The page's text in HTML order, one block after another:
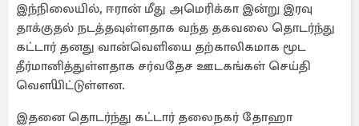
இந்நிலையில், ஈரான் மீது அமெரிக்கா இன்று இரவு
தாக்குதல் நடத்தவுள்ளதாக வந்த தகவலை தொடர்ந்து
கட்டார் தனது வான்வெளியை தற்காலிகமாக மூட
தீர்மானித்துள்ளதாக சர்வதேச ஊடகங்கள் செய்தி
வௌியிட்டுள்ளன.
இதனை தொடர்ந்து கட்டார் தலைநகர் தோஹா